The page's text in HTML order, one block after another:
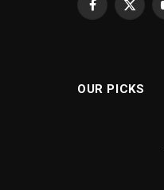
Facebook
X
OUR PICKS